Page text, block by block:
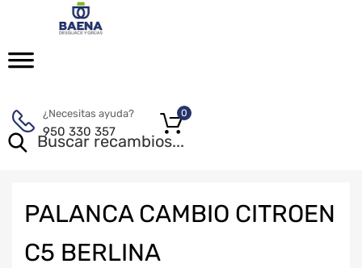
¿Necesitas ayuda?
950 330 357
0
PALANCA CAMBIO CITROEN
C5 BERLINA